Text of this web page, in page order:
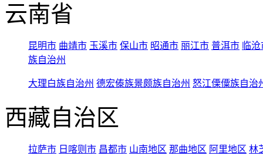
云南省
昆明市 曲靖市 玉溪市 保山市 昭通市 丽江市 普洱市 临
族自治州
大理白族自治州 德宏傣族景颇族自治州 怒江傈僳族自治
西藏自治区
拉萨市 日喀则市 昌都市 山南地区 那曲地区 阿里地区 林